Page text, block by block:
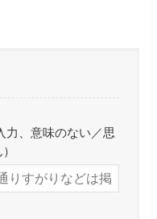
、意味のない／思